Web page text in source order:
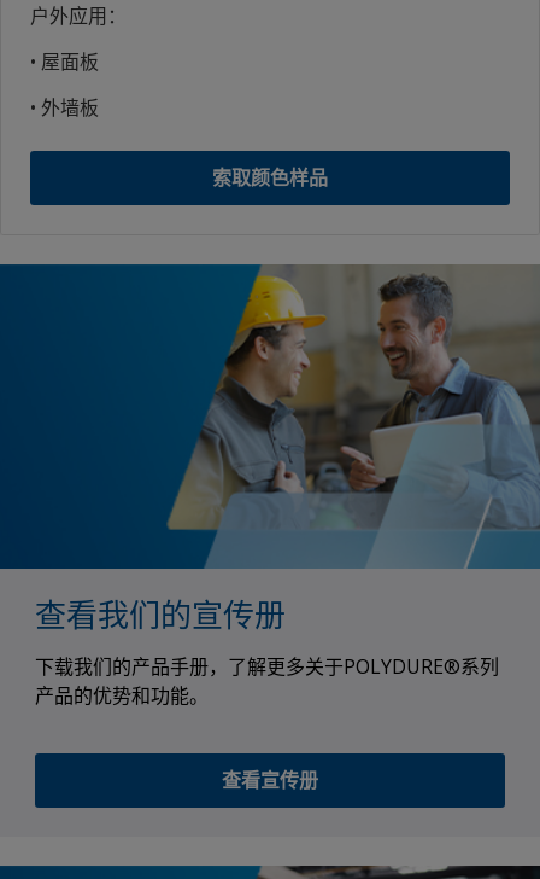
户外应用：
• 屋面板
• 外墙板
索取颜色样品
查看我们的宣传册
下载我们的产品手册，了解更多关于POLYDURE®系列
产品的优势和功能。
查看宣传册